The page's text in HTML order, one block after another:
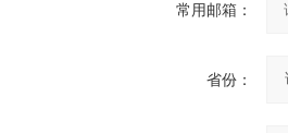
常用邮箱：
省份：